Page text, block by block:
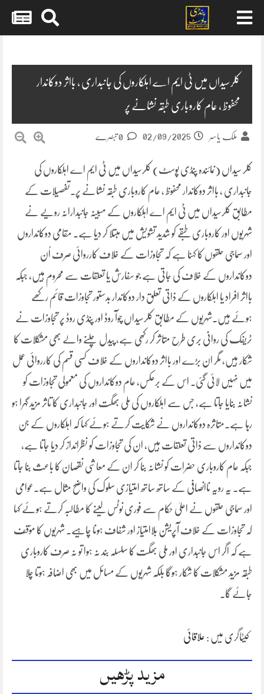
کلرسیداں میں ٹی ایم اے اہلکاروں کی جانبداری ، بااثر دوکاندار
محفوظ ، عام کاروباری طبقہ نشانے پر
ملک یاسر 02/09/2025
کلر سیداں (نمائندہ پنڈی پوسٹ) کلرسیداں میں ٹی ایم اے اہلکاروں کی
جانبداری ، بااثر دوکاندار محفوظ ، عام کاروباری طبقہ نشانے پر۔تفصیلات کے
مطابق کلرسیداں میں ٹی ایم اے اہلکاروں کے مبینہ جانبدارانہ رویے نے
شہریوں اور کاروباری طبقے کو شدید تشویش میں مبتلا کر دیا ہے۔ مقامی دوکانداروں
اور سماجی حلقوں کا کہنا ہے کہ تجاوزات کے خلاف کارروائی صرف اُن
دوکانداروں کے خلاف کی جاتی ہے جو سفارش یا تعلقات سے محروم ہیں، جبکہ
بااثر افراد یا اہلکاروں کے ذاتی تعلق دار دوکاندار بدستور تجاوزات قائم رکھے
ہوئے ہیں۔شہریوں کے مطابق کلرسیداں چوآ روڈ اور پنڈی روڈ پر تجاوزات نے
ٹریفک کی روانی بری طرح متاثر کر رکھی ہے، پیدل چلنے والے بھی مشکلات کا
شکار ہیں، مگر ان بڑے اور بااثر دوکانداروں کے خلاف کسی قسم کی کارروائی عمل
میں نہیں لائی گئی۔ اس کے برعکس، عام دوکانداروں کی معمولی تجاوزات کو
نشانہ بنایا جاتا ہے، جس سے اہلکاروں کی ملی بھگت اور جانبداری کا تاثر مزید گہرا ہو
رہا ہے۔متاثرہ دوکانداروں نے شکایت کرتے ہوئے کہا کہ اہلکاروں کے جن
دوکانداروں سے ذاتی تعلقات ہیں، ان کی تجاوزات کو نظرانداز کر دیا جاتا ہے،
جبکہ عام کاروباری حضرات کو نشانہ بنا کر ان کے معاشی نقصان کا باعث بنا جاتا
ہے۔ یہ رویہ ناانصافی کے ساتھ ساتھ امتیازی سلوک کی واضح مثال ہے۔عوامی
اور سماجی حلقوں نے اعلیٰ حکام سے فوری نوٹس لینے کا مطالبہ کرتے ہوئے کہا
کہ تجاوزات کے خلاف آپریشن بلاامتیاز اور شفاف ہونا چاہیے۔ شہریوں کا مؤقف
ہے کہ اگر اس جانبداری اور ملی بھگت کا سلسلہ بند نہ ہوا تو نہ صرف کاروباری
طبقہ مزید مشکلات کا شکار ہوگا بلکہ شہریوں کے مسائل میں بھی اضافہ ہوتا چلا
جائے گا۔
کیٹاگری میں : علاقائی
مزید پڑھیں